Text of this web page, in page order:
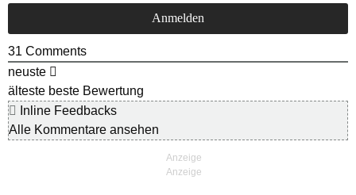
31 Comments
neuste
älteste beste Bewertung
Inline Feedbacks
Alle Kommentare ansehen